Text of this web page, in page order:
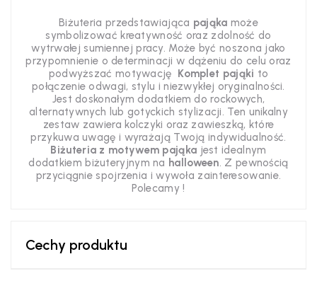
Biżuteria przedstawiająca pająka może
symbolizować kreatywność oraz zdolność do
wytrwałej sumiennej pracy. Może być noszona jako
przypomnienie o determinacji w dążeniu do celu oraz
podwyższać motywację Komplet pająki to
połączenie odwagi, stylu i niezwykłej oryginalności.
Jest doskonałym dodatkiem do rockowych,
alternatywnych lub gotyckich stylizacji. Ten unikalny
zestaw zawiera kolczyki oraz zawieszką, które
przykuwa uwagę i wyrażają Twoją indywidualność.
Biżuteria z motywem pająka jest idealnym
dodatkiem biżuteryjnym na halloween. Z pewnością
przyciągnie spojrzenia i wywoła zainteresowanie.
Polecamy !
Cechy produktu